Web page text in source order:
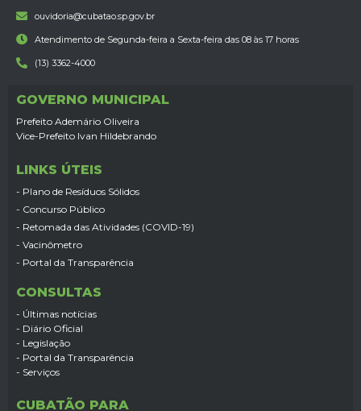
ouvidoria@cubatao.sp.gov.br
Atendimento de Segunda-feira a Sexta-feira das 08 às 17 horas
(13) 3362-4000
GOVERNO MUNICIPAL
Prefeito Ademário Oliveira
Vice-Prefeito Ivan Hildebrando
LINKS ÚTEIS
- Plano de Resíduos Sólidos
- Concurso Público
- Retomada das Atividades (COVID-19)
- Vacinômetro
- Portal da Transparência
CONSULTAS
- Últimas notícias
- Diário Oficial
- Legislação
- Portal da Transparência
- Serviços
CUBATÃO PARA